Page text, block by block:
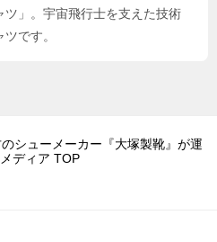
」。宇宙飛行士を支えた技術
です。
シューメーカー『大塚製靴』が運
ディア TOP